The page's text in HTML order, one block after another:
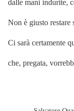
dalle mani indurite,
Non è giusto restare
Ci sarà certamente
che, pregata,